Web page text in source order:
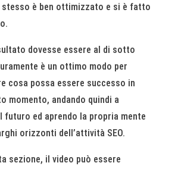
è ben ottimizzato e si è fatto
dovesse essere al di sotto
è un ottimo modo per
cosa possa essere successo in
momento, andando quindi a
futuro ed aprendo la propria mente
orizzonti dell’attività SEO.
sezione, il video può essere